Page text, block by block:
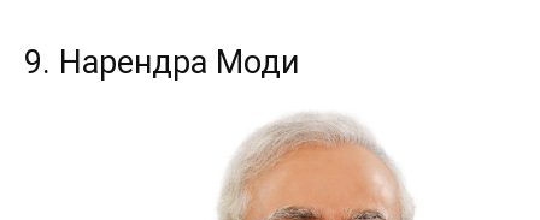
9. Нарендра Моди